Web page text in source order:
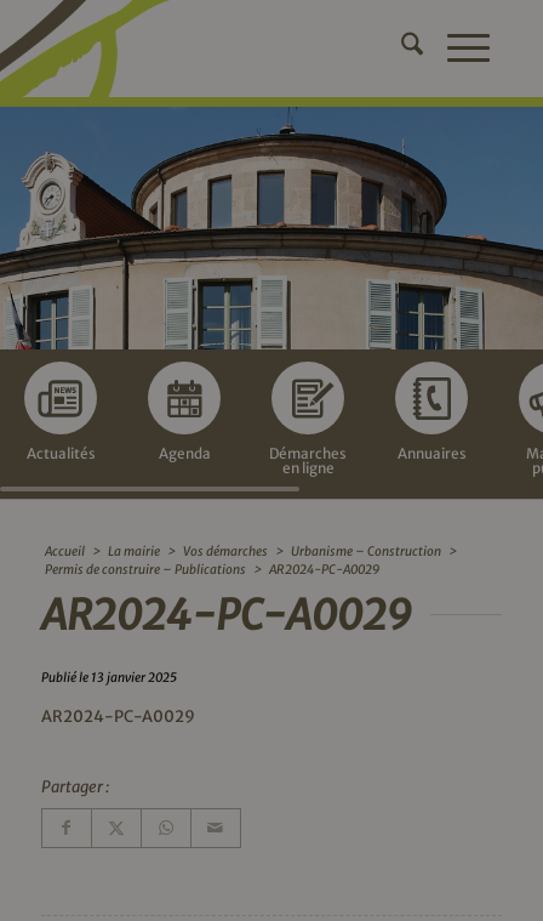
Actualités Agenda
Démarches
en ligne
Annuaires
Accueil > La mairie > Vos démarches > Urbanisme – Construction >
Permis de construire – Publications
> AR2024-PC-A0029
AR2024-PC-A0029
Publié le 13 janvier 2025
AR2024-PC-A0029
Partager :